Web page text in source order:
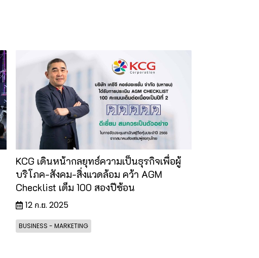
KCG เดินหน้ากลยุทธ์ความเป็นธุรกิจเพื่อผู้
บริโภค-สังคม-สิ่งแวดล้อม คว้า AGM
Checklist เต็ม 100 สองปีซ้อน
12 ก.ย. 2025
BUSINESS - MARKETING